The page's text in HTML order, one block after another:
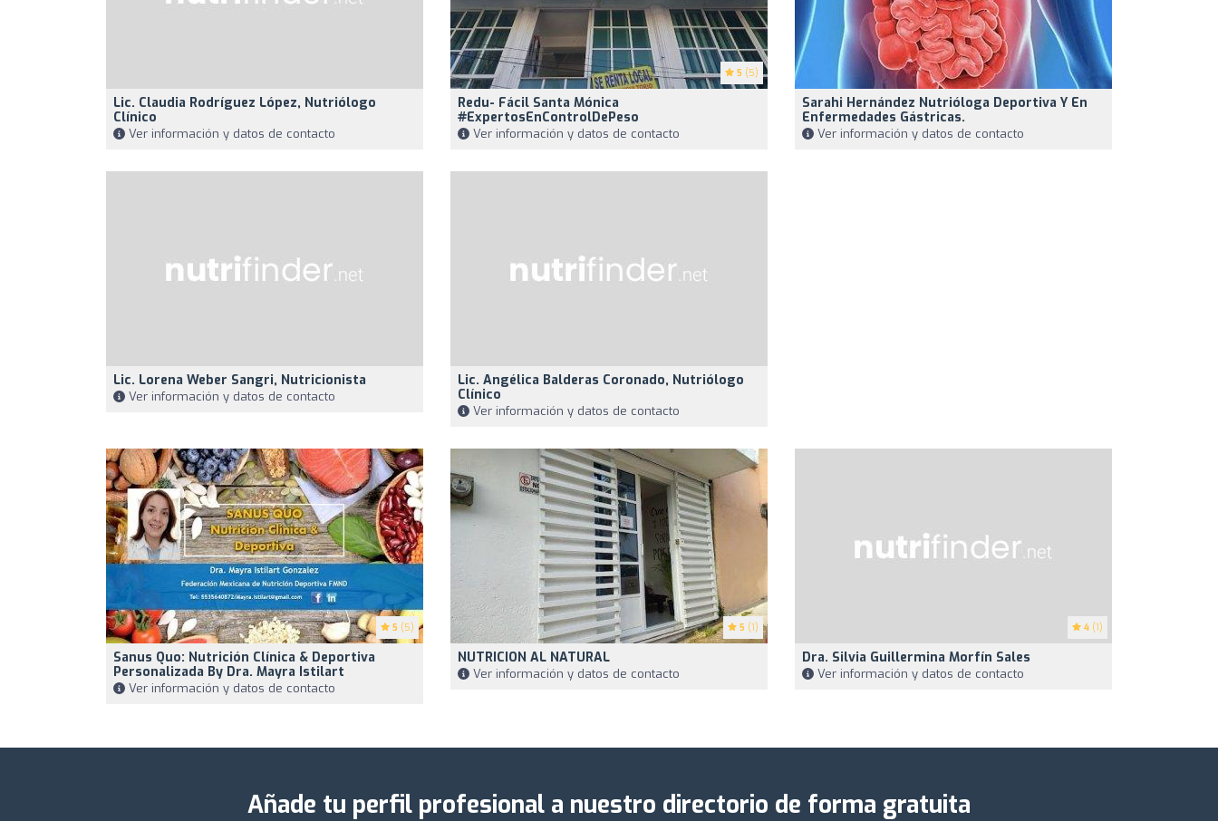
Lic. Claudia Rodríguez López, Nutriólogo
Clínico
Ver información y datos de contacto
5 (5)
Redu- Fácil Santa Mónica
#ExpertosEnControlDePeso
Ver información y datos de contacto
Sarahi Hernández Nutrióloga Deportiva Y En
Enfermedades Gástricas.
Ver información y datos de contacto
Lic. Lorena Weber Sangri, Nutricionista
Ver información y datos de contacto
Lic. Angélica Balderas Coronado, Nutriólogo
Clínico
Ver información y datos de contacto
5 (5)
Sanus Quo: Nutrición Clínica & Deportiva
Personalizada By Dra. Mayra Istilart
Ver información y datos de contacto
5 (1)
NUTRICION AL NATURAL
Ver información y datos de contacto
4 (1)
Dra. Silvia Guillermina Morfín Sales
Ver información y datos de contacto
Añade tu perfil profesional a nuestro directorio de forma gratuita